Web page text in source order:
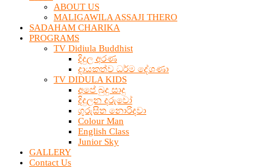
ABOUT US
MALIGAWILA ASSAJI THERO
SADAHAM CHARIKA
PROGRAMS
TV Didiula Buddhist
දිදුල අරණ
දායකත්ව ධර්ම දේශණා
TV DIDULA KIDS
අපේ බුදු සාදු
දිදුලන දරුවෝ
ගුරුසිත නොරිදවා
Colour Man
English Class
Junior Sky
GALLERY
Contact Us